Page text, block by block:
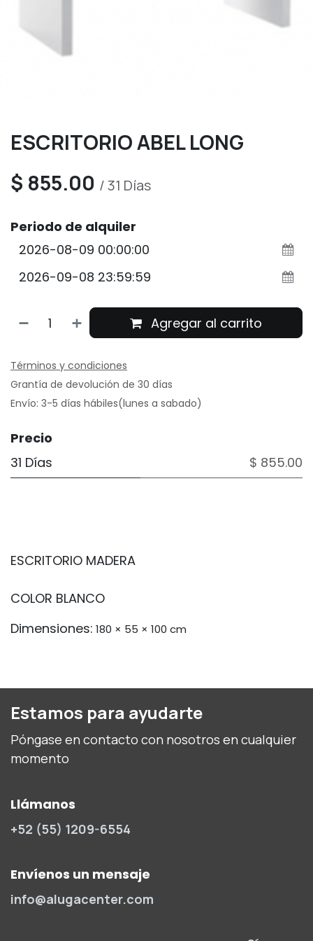
ESCRITORIO ABEL LONG
$ 855.00 /31 Días
Periodo de alquiler
Agregar al carrito
Términos y condiciones
Grantía de devolución de 30 días
Envío: 3-5 días hábiles(lunes a sabado)
Precio
31 Días
$ 855.00
ESCRITORIO MADERA
COLOR BLANCO
Dimensiones: 180 × 55 × 100 cm
Estamos para ayudarte
Póngase en contacto con nosotros en cualquier
momento
Llámanos
+52 (55) 1209-6554
Envíenos un mensaje
info@alugacenter.com